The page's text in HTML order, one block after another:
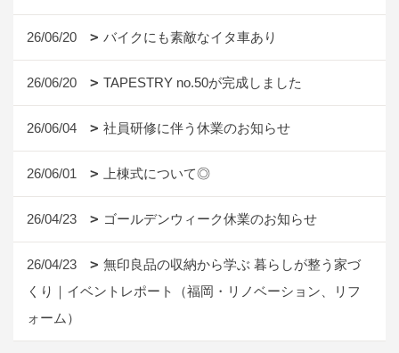
26/06/20 バイクにも素敵なイタ車あり
26/06/20 TAPESTRY no.50が完成しました
26/06/04 社員研修に伴う休業のお知らせ
26/06/01 上棟式について◎
26/04/23 ゴールデンウィーク休業のお知らせ
26/04/23
無印良品の収納から学ぶ 暮らしが整う家づ
くり｜イベントレポート（福岡・リノベーション、リフ
ォーム）